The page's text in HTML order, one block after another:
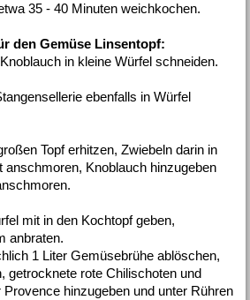
35 - 40 Minuten weichkochen.
den Gemüse Linsentopf:
in kleine Würfel schneiden.
ebenfalls in Würfel
Topf erhitzen, Zwiebeln darin in
anschmoren, Knoblauch hinzugeben
mit in den Kochtopf geben,
anbraten.
1 Liter Gemüsebrühe ablöschen,
getrocknete rote Chilischoten und
hinzugeben und unter Rühren